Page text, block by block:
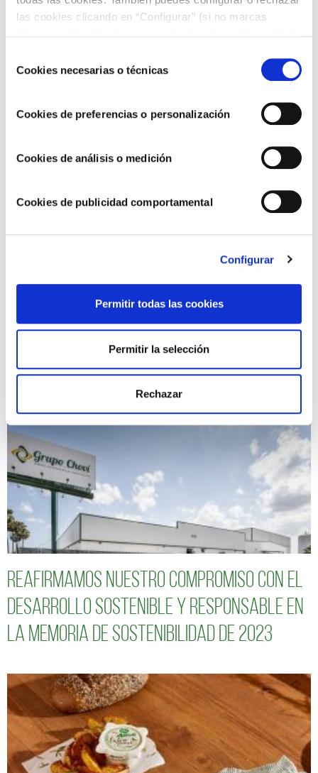
las cookies clicando en “Configurar” (si no marcas
COOKIES.
deCookies necesarias o técnicas
Cookies de preferencias o personalización
Cookies de análisis o medición
Cookies de publicidad comportamental
Configurar
Permitir todas las cookies
Permitir la selección
Rechazar
negocio más sostenible y responsable
Seguimos avanzando hacia un modelo de
negocio más sostenible y responsable
Reafirmamos nuestro compromiso con el
desarrollo sostenible y responsable en
la Memoria de Sostenibilidad de 2023